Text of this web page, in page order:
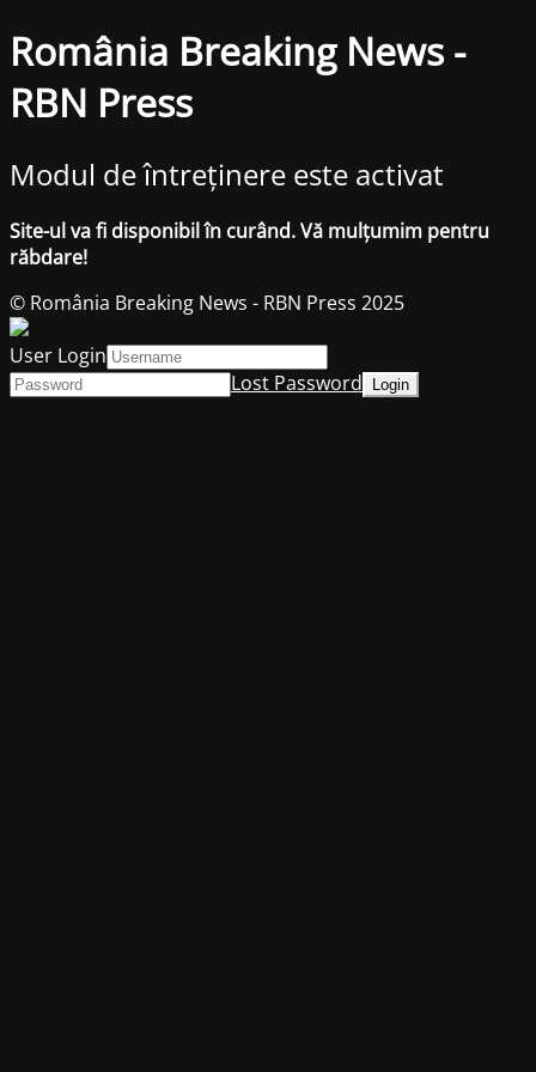
România Breaking News -
RBN Press
Modul de întreținere este activat
Site-ul va fi disponibil în curând. Vă mulțumim pentru
răbdare!
© România Breaking News - RBN Press 2025
User Login
Lost Password